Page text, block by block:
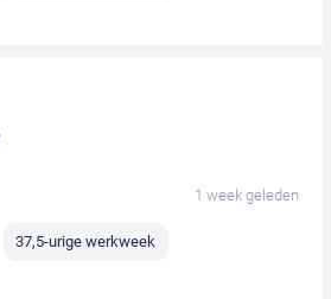
1 week geleden
37,5-urige werkweek